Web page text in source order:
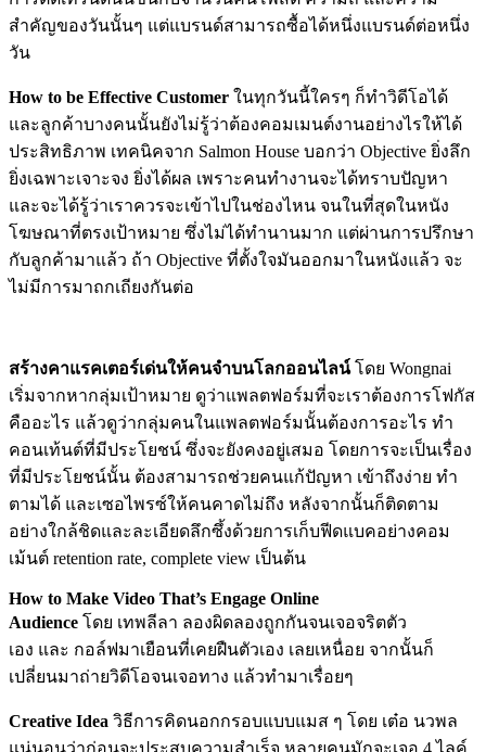
สำคัญของวันนั้นๆ แต่แบรนด์สามารถซื้อได้หนึ่งแบรนด์ต่อหนึ่ง
วัน
How to be Effective Customer ในทุกวันนี้ใครๆ ก็ทำวิดีโอได้
และลูกค้าบางคนนั้นยังไม่รู้ว่าต้องคอมเมนต์งานอย่างไรให้ได้
ประสิทธิภาพ เทคนิคจาก Salmon House บอกว่า Objective ยิ่งลึก
ยิ่งเฉพาะเจาะจง ยิ่งได้ผล เพราะคนทำงานจะได้ทราบปัญหา
และจะได้รู้ว่าเราควรจะเข้าไปในช่องไหน จนในที่สุดในหนัง
โฆษณาที่ตรงเป้าหมาย ซึ่งไม่ได้ทำนานมาก แต่ผ่านการปรึกษา
กับลูกค้ามาแล้ว ถ้า Objective ที่ตั้งใจมันออกมาในหนังแล้ว จะ
ไม่มีการมาถกเถียงกันต่อ
สร้างคาแรคเตอร์เด่นให้คนจำบนโลกออนไลน์โดย Wongnai
เริ่มจากหากลุ่มเป้าหมาย ดูว่าแพลตฟอร์มที่จะเราต้องการโฟกัส
คืออะไร แล้วดูว่ากลุ่มคนในแพลตฟอร์มนั้นต้องการอะไร ทำ
คอนเท้นต์ที่มีประโยชน์ ซึ่งจะยังคงอยู่เสมอ โดยการจะเป็นเรื่อง
ที่มีประโยชน์นั้น ต้องสามารถช่วยคนแก้ปัญหา เข้าถึงง่าย ทำ
ตามได้ และเซอไพรซ์ให้คนคาดไม่ถึง หลังจากนั้นก็ติดตาม
อย่างใกล้ชิดและละเอียดลึกซึ้งด้วยการเก็บฟีดแบคอย่างคอม
เม้นต์ retention rate, complete view เป็นต้น
How to Make Video That’s Engage Online
Audience โดย เทพลีลา ลองผิดลองถูกกันจนเจอจริตตัว
เอง และ กอล์ฟมาเยือนที่เคยฝืนตัวเอง เลยเหนื่อย จากนั้นก็
เปลี่ยนมาถ่ายวิดีโอจนเจอทาง แล้วทำมาเรื่อยๆ
Creative Idea วิธีการคิดนอกกรอบแบบแมส ๆ โดย เต๋อ นวพล
แน่นอนว่าก่อนจะประสบความสำเร็จ หลายคนมักจะเจอ 4 ไลค์